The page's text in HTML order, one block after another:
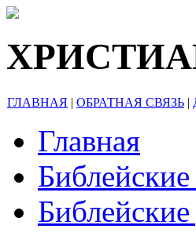
ГЛАВНАЯ | ОБРАТНАЯ СВЯЗЬ |
Главная